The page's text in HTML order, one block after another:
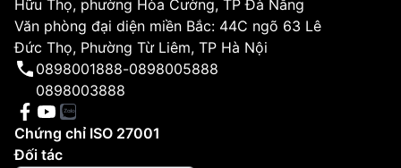
Hữu Thọ, phường Hòa Cường, TP Đà Nẵng
Văn phòng đại diện miền Bắc: 44C ngõ 63 Lê
Đức Thọ, Phường Từ Liêm, TP Hà Nội
0898001888-0898005888
0898003888
Chứng chỉ ISO 27001
Đối tác